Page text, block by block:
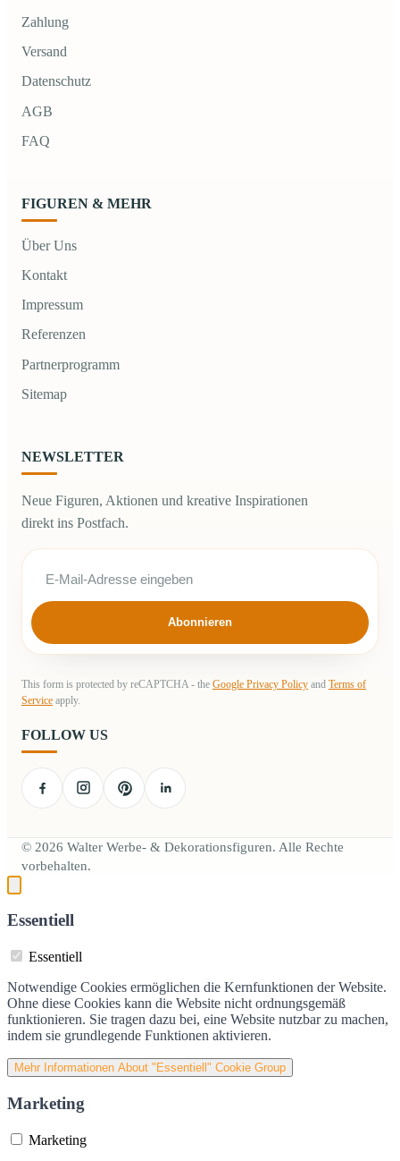
Zahlung
Versand
Datenschutz
AGB
FAQ
FIGUREN & MEHR
Über Uns
Kontakt
Impressum
Referenzen
Partnerprogramm
Sitemap
NEWSLETTER
Neue Figuren, Aktionen und kreative Inspirationen
direkt ins Postfach.
Abonnieren
This form is protected by reCAPTCHA - the Google Privacy Policy and Terms of
Service apply.
FOLLOW US
© 2026 Walter Werbe- & Dekorationsfiguren. Alle Rechte
vorbehalten.
Essentiell
Essentiell
Notwendige Cookies ermöglichen die Kernfunktionen der Website.
Ohne diese Cookies kann die Website nicht ordnungsgemäß
funktionieren. Sie tragen dazu bei, eine Website nutzbar zu machen,
indem sie grundlegende Funktionen aktivieren.
Mehr Informationen About "Essentiell" Cookie Group
Marketing
Marketing